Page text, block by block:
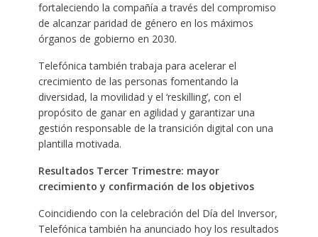
fortaleciendo la compañía a través del compromiso
de alcanzar paridad de género en los máximos
órganos de gobierno en 2030.
Telefónica también trabaja para acelerar el
crecimiento de las personas fomentando la
diversidad, la movilidad y el ‘reskilling’, con el
propósito de ganar en agilidad y garantizar una
gestión responsable de la transición digital con una
plantilla motivada.
Resultados Tercer Trimestre: mayor
crecimiento y confirmación de los objetivos
Coincidiendo con la celebración del Día del Inversor,
Telefónica también ha anunciado hoy los resultados